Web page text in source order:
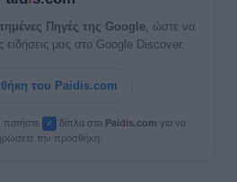
Πηγές της Google , ώστε να
ειδήσεις μας στο Google Discover.
του Paidis.com
πατήστε ✓ δίπλα στο Paidis.com για να
την προσθήκη.